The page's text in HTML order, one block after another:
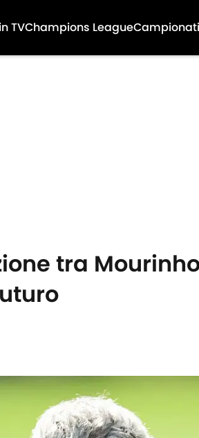
TVChampions League
tra